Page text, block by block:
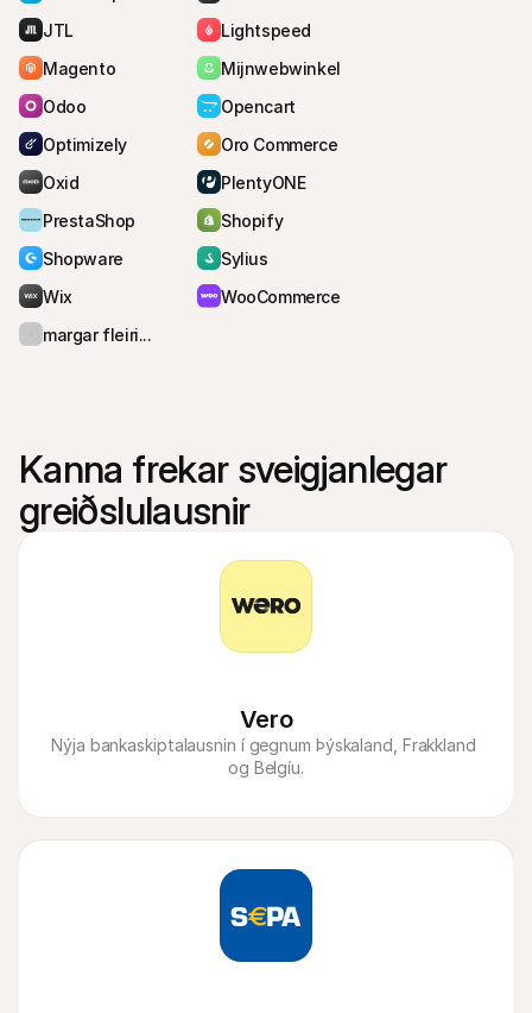
viðskiptavinurinn að fá staðfestingu og
vörunni verður sent.
JTL
Lightspeed
Magento
Mijnwebwinkel
Odoo
Opencart
Optimizely
Oro Commerce
Oxid
PlentyONE
PrestaShop
Shopify
Shopware
Sylius
Wix
WooCommerce
margar fleiri...
Kanna frekar sveigjanlegar
greiðslulausnir
Vero
Nýja bankaskiptalausnin í gegnum Þýskaland, Frakkland
og Belgíu.